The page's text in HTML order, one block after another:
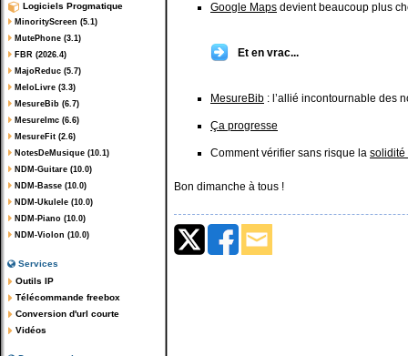
Logiciels Progmatique
MinorityScreen (5.1)
MutePhone (3.1)
FBR (2026.4)
MajoReduc (5.7)
MeloLivre (3.3)
MesureBib (6.7)
MesureImc (6.6)
MesureFit (2.6)
NotesDeMusique (10.1)
NDM-Guitare (10.0)
NDM-Basse (10.0)
NDM-Ukulele (10.0)
NDM-Piano (10.0)
NDM-Violon (10.0)
Services
Outils IP
Télécommande freebox
Conversion d'url courte
Vidéos
Google Maps devient beaucoup plus
Et en vrac...
MesureBib : l’allié incontournable des
Ça progresse
Comment vérifier sans risque la solidité
Bon dimanche à tous !